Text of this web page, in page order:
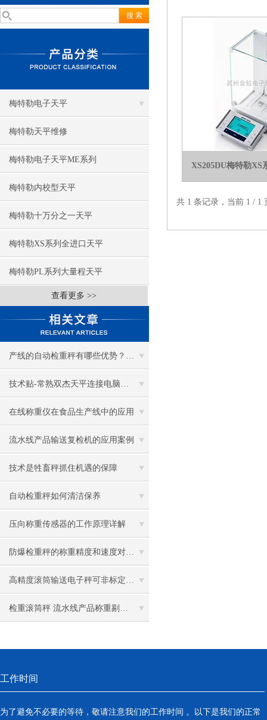
梅特勒电子天平
梅特勒天平维修
梅特勒电子天平ME系列
梅特勒内校型天平
梅特勒十万分之一天平
梅特勒XS系列全进口天平
梅特勒PL系列大量程天平
查看更多 >>
产线的自动检重秤有哪些优势？选型推荐
技术贴-常熟双杰天平连接电脑使用方法详解
在线称重仪在食品生产线中的应用
流水线产品输送复检机的应用案例
技术是牲畜秤抓住机遇的保障
自动检重秤如何清洁保养
压向称重传感器的工作原理详解
防爆检重秤的称重精度和速度对生产效率有何影响？
高精度滚筒输送电子秤可非标定制-苏州金钻
检重滚筒秤 流水线产品称重剔除如何选择？
XS205DU梅特勒XS
共 1 条记录，当前 1 /
工作时间
为了避免不必要的等待，敬请注意我们的工作时间 。以下是我们的正常